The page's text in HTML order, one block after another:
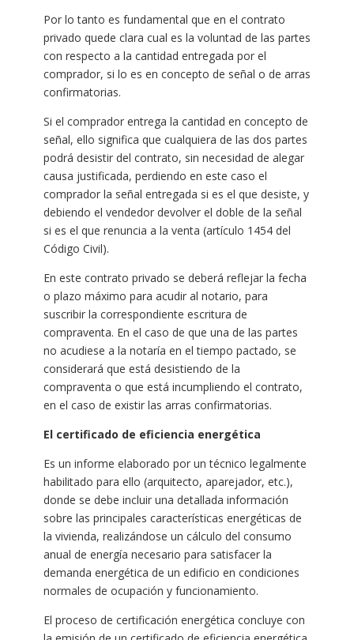
Por lo tanto es fundamental que en el contrato
privado quede clara cual es la voluntad de las partes
con respecto a la cantidad entregada por el
comprador, si lo es en concepto de señal o de arras
confirmatorias.
Si el comprador entrega la cantidad en concepto de
señal, ello significa que cualquiera de las dos partes
podrá desistir del contrato, sin necesidad de alegar
causa justificada, perdiendo en este caso el
comprador la señal entregada si es el que desiste, y
debiendo el vendedor devolver el doble de la señal
si es el que renuncia a la venta (artículo 1454 del
Código Civil).
En este contrato privado se deberá reflejar la fecha
o plazo máximo para acudir al notario, para
suscribir la correspondiente escritura de
compraventa. En el caso de que una de las partes
no acudiese a la notaría en el tiempo pactado, se
considerará que está desistiendo de la
compraventa o que está incumpliendo el contrato,
en el caso de existir las arras confirmatorias.
El certificado de eficiencia energética
Es un informe elaborado por un técnico legalmente
habilitado para ello (arquitecto, aparejador, etc.),
donde se debe incluir una detallada información
sobre las principales características energéticas de
la vivienda, realizándose un cálculo del consumo
anual de energía necesario para satisfacer la
demanda energética de un edificio en condiciones
normales de ocupación y funcionamiento.
El proceso de certificación energética concluye con